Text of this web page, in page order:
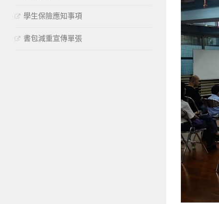
學生保險應知事項
書包減重宣傳單張